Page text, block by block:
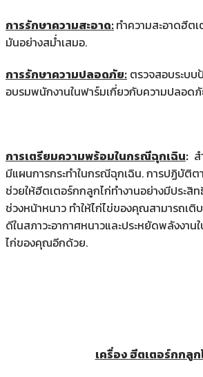
การรักษาความสะอาด:ทำความสะอาดฮีต
มันอย่างสม่ำเสมอ.
การรักษาความปลอดภัย: ตรวจสอบระบ
อบรมพนักงานในฟาร์มเกี่ยวกับความปลอด
การเตรียมความพร้อมในกรณีฉุกเฉิน:
มีแผนการกระทำในกรณีฉุกเฉิน. การปฏิบัติต
ช่วยให้ฮีตเตอร์กกลูกไก่ทำงานอย่างมีประสิ
ช่วงหน้าหนาว ทำให้ไก่ไข่ของคุณสามารถเติ
ดีในสภาวะอากาศหนาวและประหยัดพลังงาน
ไก่ของคุณอีกด้วย.
เครื่อง ฮีตเตอร์กกลูก